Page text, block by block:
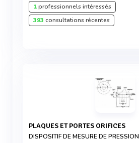
1professionnels intéressés
393 consultations récentes
PLAQUES ET PORTES ORIFICES
DISPOSITIF DE MESURE DE PRESSION